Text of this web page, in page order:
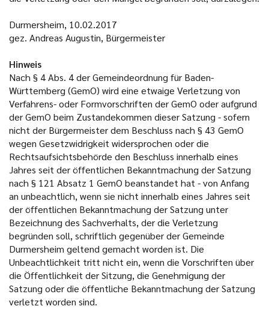
Durmersheim, 10.02.2017
gez. Andreas Augustin, Bürgermeister
Hinweis
Nach § 4 Abs. 4 der Gemeindeordnung für Baden-
Württemberg (GemO) wird eine etwaige Verletzung von
Verfahrens- oder Formvorschriften der GemO oder aufgrund
der GemO beim Zustandekommen dieser Satzung - sofern
nicht der Bürgermeister dem Beschluss nach § 43 GemO
wegen Gesetzwidrigkeit widersprochen oder die
Rechtsaufsichtsbehörde den Beschluss innerhalb eines
Jahres seit der öffentlichen Bekanntmachung der Satzung
nach § 121 Absatz 1 GemO beanstandet hat - von Anfang
an unbeachtlich, wenn sie nicht innerhalb eines Jahres seit
der öffentlichen Bekanntmachung der Satzung unter
Bezeichnung des Sachverhalts, der die Verletzung
begründen soll, schriftlich gegenüber der Gemeinde
Durmersheim geltend gemacht worden ist. Die
Unbeachtlichkeit tritt nicht ein, wenn die Vorschriften über
die Öffentlichkeit der Sitzung, die Genehmigung der
Satzung oder die öffentliche Bekanntmachung der Satzung
verletzt worden sind.